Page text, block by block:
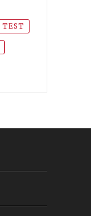
TEST